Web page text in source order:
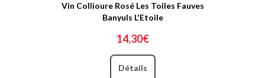
Vin Collioure Rosé Les Toiles Fauves
Banyuls L'Etoile
14,30€
Détails